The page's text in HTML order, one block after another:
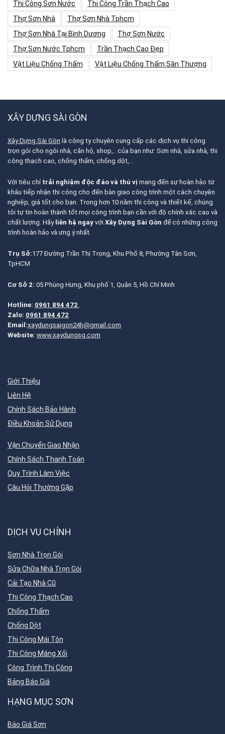
Thi Công Sơn Nước
Thi Công Trần Thạch Cao
Thợ Sơn Nhà
Thợ Sơn Nhà Tphcm
Thợ Sơn Nhà Tại Bình Dương
Thợ Sơn Nước
Thợ Sơn Nước Tphcm
Trần Thạch Cao Đẹp
Vật Liệu Chống Thấm
Vật Liệu Chống Thấm Sân Thượng
XÂY DỰNG SÀI GÒN
Xây Dựng Sài Gòn là công ty chuyên cung cấp các dịch vụ thi công
trọn gói cho ngôi nhà, căn hộ, shop,.. của bạn như: Sơn nhà, sửa nhà, thi
công thạch cao, chống thấm, chống dột,…
Với tiêu chí trải nghiệm độc đáo và thú vị mang đến sự hoàn hảo từ
khâu tiếp nhận thi công cho đến bàn giao công trình một cách chuyên
nghiệp, giá tốt cho bạn. Trong hơn 10 năm thi công và thiết kế, chúng
tôi tự tin hoàn thành tốt mọi công trình bạn cần với độ chính xác cao và
chất lượng. Hãy liên hệ ngay với Xây Dựng Sài Gòn để có những công
trình hoàn hảo và ưng ý nhất.
Trụ Sở:177 Đường Trần Thị Trọng, Khu Phố 8, Phường Tân Sơn,
TpHCM
Cơ Sở 2: 05 Phùng Hưng, Khu phố 1, Quận 5, Hồ Chí Minh
Hotline: 0961 894 472
Zalo: 0961 894 472
Email:xaydungsaigon24h@gmail.com
Website: www.xaydungsg.com
Giới Thiệu
Liên Hệ
Chính Sách Bảo Hành
Điều Khoản Sử Dụng
Vận Chuyển Giao Nhận
Chính Sách Thanh Toán
Quy Trình Làm Việc
Câu Hỏi Thường Gặp
DỊCH VỤ CHÍNH
Sơn Nhà Trọn Gói
Sửa Chữa Nhà Trọn Gói
Cải Tạo Nhà Cũ
Thi Công Thạch Cao
Chống Thấm
Chống Dột
Thi Công Mái Tôn
Thi Công Máng Xối
Công Trình Thi Công
Bảng Báo Giá
HẠNG MỤC SƠN
Báo Giá Sơn